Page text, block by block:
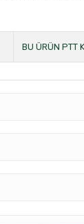
BU ÜRÜN PTT